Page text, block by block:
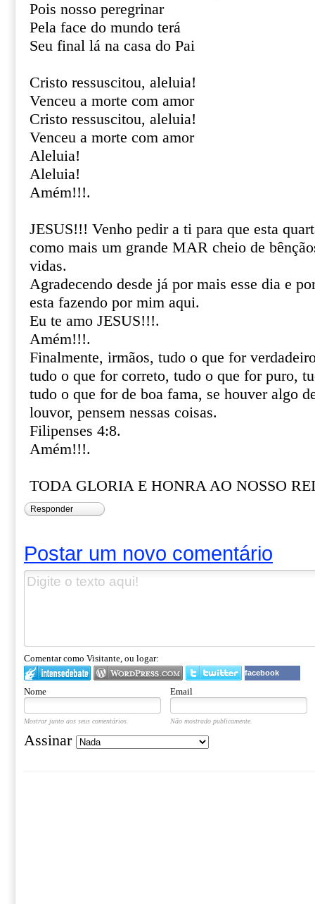
Pois nosso peregrinar
Pela face do mundo terá
Seu final lá na casa do Pai
Cristo ressuscitou, aleluia!
Venceu a morte com amor
Cristo ressuscitou, aleluia!
Venceu a morte com amor
Aleluia!
Aleluia!
Amém!!!.
JESUS!!! Venho pedir a ti para que esta
como mais um grande MAR cheio de
vidas.
Agradecendo desde já por mais esse dia e
esta fazendo por mim aqui.
Eu te amo JESUS!!!.
Amém!!!.
Finalmente, irmãos, tudo o que for
tudo o que for correto, tudo o que for puro,
tudo o que for de boa fama, se houver algo
louvor, pensem nessas coisas.
Filipenses 4:8.
Amém!!!.
TODA GLORIA E HONRA AO NOSSO
Responder
Postar um novo comentário
Comentar como Visitante, ou logar:
facebook
Nome Email
Mostrar junto aos seus comentários. Não mostrado publicamente.
Assinar